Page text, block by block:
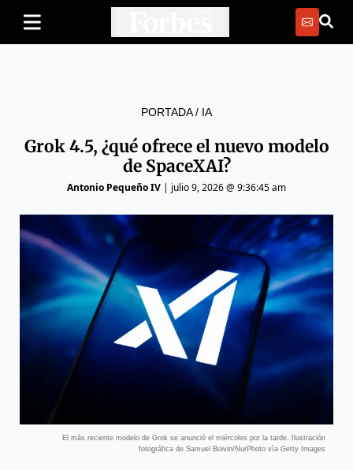
PORTADA/ IA
Grok 4.5, ¿qué ofrece el nuevo modelo
de SpaceXAI?
Antonio Pequeño IV | julio 9, 2026 @ 9:36:45 am
El más reciente modelo de Grok se anunció el miércoles por la tarde. Ilustración
fotográfica de Samuel Boivin/NurPhoto vía Getty Images